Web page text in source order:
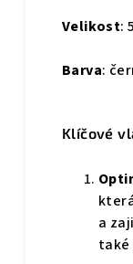
Velikost:
Barva:
Klíčové
a
také